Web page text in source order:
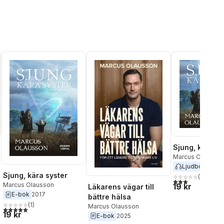
röster:
Sjung, kära syster
Marcus Olausson
E-bok 2017
5,0utav 5 stjärnor. Totalt antal röster:
(1)
19 kr
Läkarens vägar till
bättre hälsa
Marcus Olausson
E-bok 2025
Sjung, kära
Marcus Olausson
Ljudbok
3,0utav 5(
19 kr